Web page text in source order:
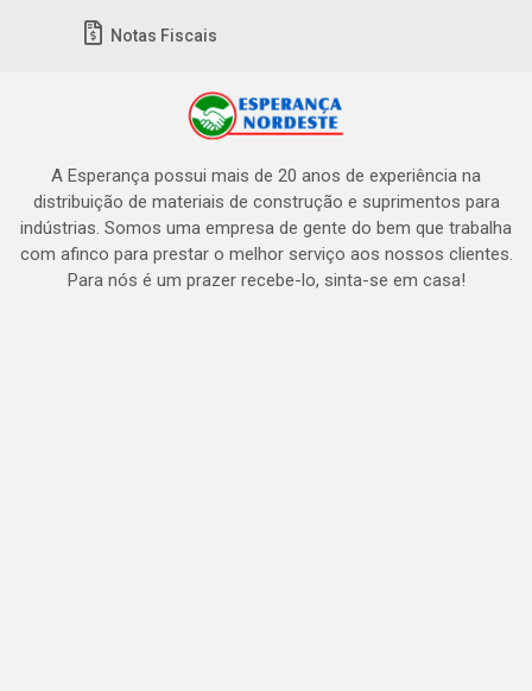
Notas Fiscais
A Esperança possui mais de 20 anos de experiência na
distribuição de materiais de construção e suprimentos para
indústrias. Somos uma empresa de gente do bem que trabalha
com afinco para prestar o melhor serviço aos nossos clientes.
Para nós é um prazer recebe-lo, sinta-se em casa!